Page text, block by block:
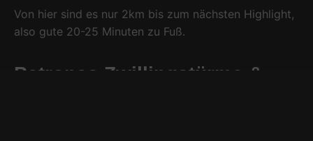
Von hier sind es nur 2km bis zum nächsten Highlight,
also gute 20-25 Minuten zu Fuß.
Petronas Zwillingstürme &